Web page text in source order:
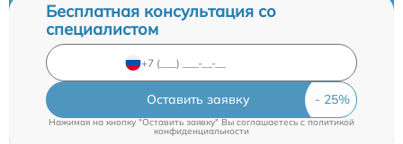
Бесплатная консультация со
специалистом
Оставить заявку
Нажимая на кнопку "Оставить заявку" Вы соглашаетесь c политикой
конфиденциальности